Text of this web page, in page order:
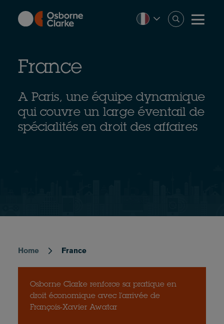
content
France
A Paris, une équipe dynamique
qui couvre un large éventail de
spécialités en droit des affaires
Breadcrumb
Home France
Osborne Clarke renforce sa pratique en
droit économique avec l'arrivée de
François-Xavier Awatar